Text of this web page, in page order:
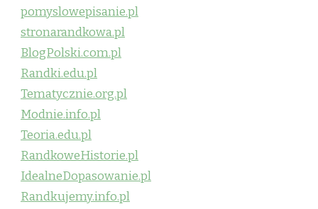
pomyslowepisanie.pl
stronarandkowa.pl
BlogPolski.com.pl
Randki.edu.pl
Tematycznie.org.pl
Modnie.info.pl
Teoria.edu.pl
RandkoweHistorie.pl
IdealneDopasowanie.pl
Randkujemy.info.pl